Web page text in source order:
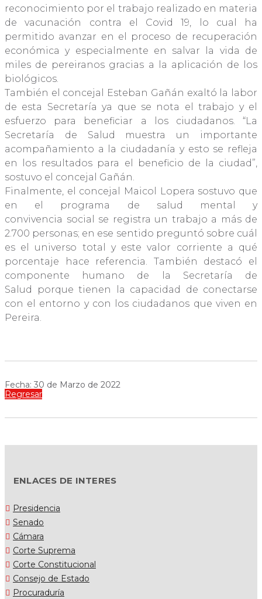
reconocimiento por el trabajo realizado en materia
de vacunación contra el Covid 19, lo cual ha
permitido avanzar en el proceso de recuperación
económica y especialmente en salvar la vida de
miles de pereiranos gracias a la aplicación de los
biológicos.
También el concejal Esteban Gañán exaltó la labor
de esta Secretaría ya que se nota el trabajo y el
esfuerzo para beneficiar a los ciudadanos. “La
Secretaría de Salud muestra un importante
acompañamiento a la ciudadanía y esto se refleja
en los resultados para el beneficio de la ciudad”,
sostuvo el concejal Gañán.
Finalmente, el concejal Maicol Lopera sostuvo que
en el programa de salud mental y
convivencia social se registra un trabajo a más de
2.700 personas; en ese sentido preguntó sobre cuál
es el universo total y este valor corriente a qué
porcentaje hace referencia. También destacó el
componente humano de la Secretaría de
Salud porque tienen la capacidad de conectarse
con el entorno y con los ciudadanos que viven en
Pereira.
Fecha: 30 de Marzo de 2022
Regresar
ENLACES DE INTERES
Presidencia
Senado
Cámara
Corte Suprema
Corte Constitucional
Consejo de Estado
Procuraduría